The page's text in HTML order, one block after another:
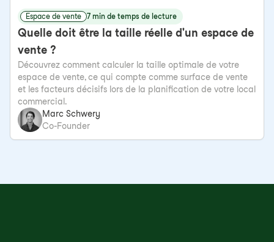
Espace de vente 7 min de temps de lecture
Quelle doit être la taille réelle d'un espace de
vente ?
Découvrez comment calculer la taille optimale de votre
espace de vente, ce qui compte comme surface de vente
et les facteurs décisifs lors de la planification de votre local
commercial.
Marc Schwery
Co-Founder